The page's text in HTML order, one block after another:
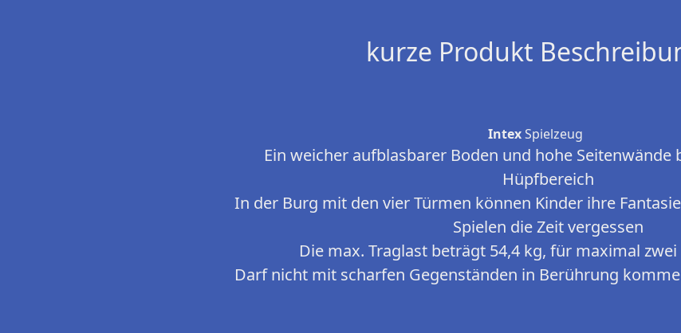
kurze Produkt
IntexSpielzeug
Ein weicher aufblasbarer Boden und hohe Seitenwände
Hüpfbereich
In der Burg mit den vier Türmen können Kinder ihre
Spielen die Zeit vergessen
Die max. Traglast beträgt 54,4 kg, für maximal
Darf nicht mit scharfen Gegenständen in Berührung